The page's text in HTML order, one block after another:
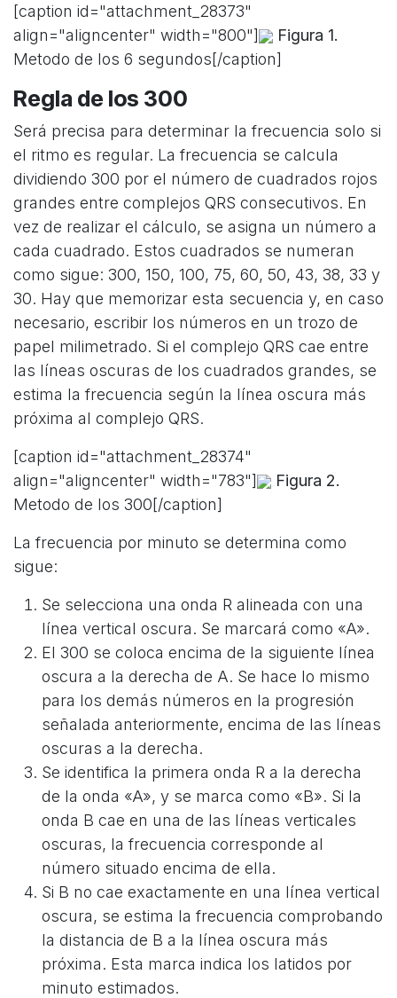
[caption id="attachment_28373"
align="aligncenter" width="800"]
Figura 1.
Metodo de los 6 segundos[/caption]
Regla de los 300
Será precisa para determinar la frecuencia solo si
el ritmo es regular. La frecuencia se calcula
dividiendo 300 por el número de cuadrados rojos
grandes entre complejos QRS consecutivos. En
vez de realizar el cálculo, se asigna un número a
cada cuadrado. Estos cuadrados se numeran
como sigue: 300, 150, 100, 75, 60, 50, 43, 38, 33 y
30. Hay que memorizar esta secuencia y, en caso
necesario, escribir los números en un trozo de
papel milimetrado. Si el complejo QRS cae entre
las líneas oscuras de los cuadrados grandes, se
estima la frecuencia según la línea oscura más
próxima al complejo QRS.
[caption id="attachment_28374"
align="aligncenter" width="783"]
Figura 2.
Metodo de los 300[/caption]
La frecuencia por minuto se determina como
sigue:
Se selecciona una onda R alineada con una
línea vertical oscura. Se marcará como «A».
El 300 se coloca encima de la siguiente línea
oscura a la derecha de A. Se hace lo mismo
para los demás números en la progresión
señalada anteriormente, encima de las líneas
oscuras a la derecha.
Se identifica la primera onda R a la derecha
de la onda «A», y se marca como «B». Si la
onda B cae en una de las líneas verticales
oscuras, la frecuencia corresponde al
número situado encima de ella.
Si B no cae exactamente en una línea vertical
oscura, se estima la frecuencia comprobando
la distancia de B a la línea oscura más
próxima. Esta marca indica los latidos por
minuto estimados.